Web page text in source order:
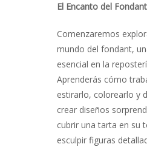
El Encanto del
Comenzaremos
mundo del fondant,
esencial en la
Aprenderás cómo
estirarlo, colorearlo y
crear diseños
cubrir una tarta en su
esculpir figuras